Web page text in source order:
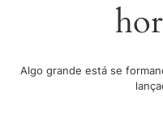
Algo grande está se